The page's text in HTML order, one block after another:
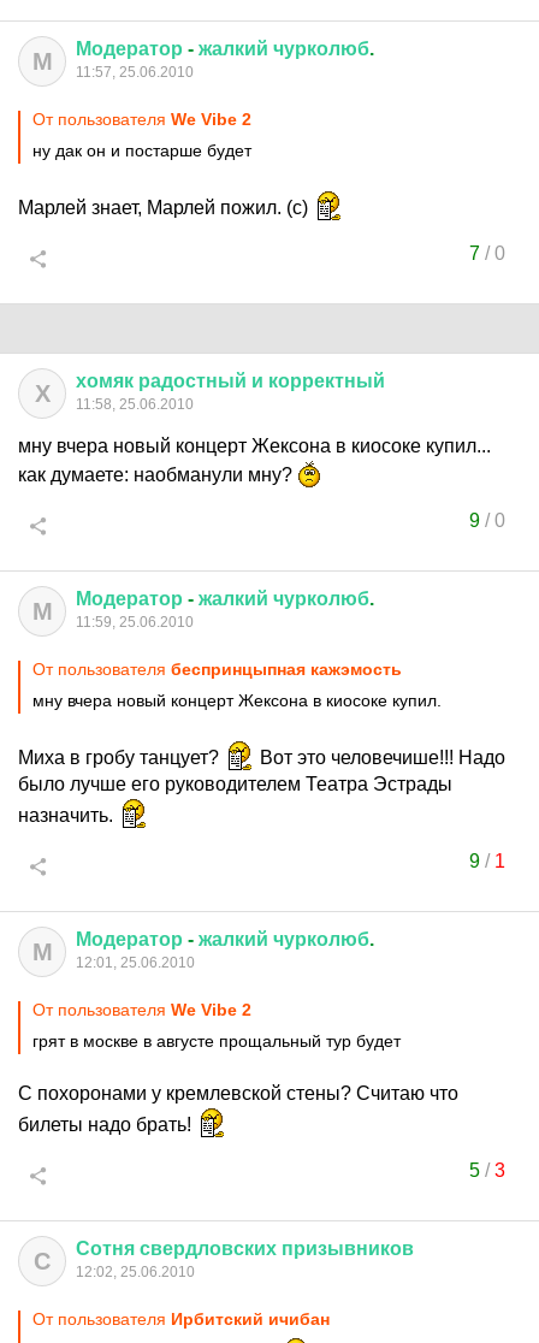
М Модератор - жалкий чурколюб.
11:57, 25.06.2010
От пользователя We Vibe 2
ну дак он и постарше будет
Марлей знает, Марлей пожил. (с)
7/0
Х хомяк радостный и корректный
11:58, 25.06.2010
мну вчера новый концерт Жексона в киосоке купил...
как думаете: наобманули мну?
9/0
М Модератор - жалкий чурколюб.
11:59, 25.06.2010
От пользователя беспринцыпная кажэмость
мну вчера новый концерт Жексона в киосоке купил.
Миха в гробу танцует?
Вот это человечише!!! Надо
было лучше его руководителем Театра Эстрады
назначить.
9/ 1
М Модератор - жалкий чурколюб.
12:01, 25.06.2010
От пользователя We Vibe 2
грят в москве в августе прощальный тур будет
С похоронами у кремлевской стены? Считаю что
билеты надо брать!
5/3
С Сотня свердловских призывников
12:02, 25.06.2010
От пользователя Ирбитский ичибан